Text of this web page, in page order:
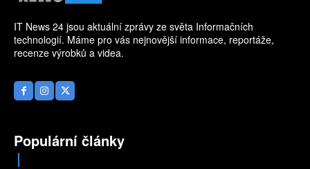
IT News 24 jsou aktuální zprávy ze světa Informačních
technologií. Máme pro vás nejnovější informace, reportáže,
recenze výrobků a videa.
Populární články